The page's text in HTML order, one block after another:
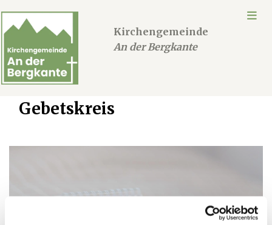
Kirchengemeinde
An der Bergkante
Gebetskreis